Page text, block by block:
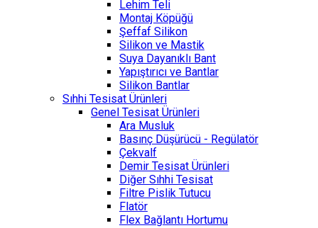
Lehim Teli
Montaj Köpüğü
Şeffaf Silikon
Silikon ve Mastik
Suya Dayanıklı Bant
Yapıştırıcı ve Bantlar
Silikon Bantlar
Sıhhi Tesisat Ürünleri
Genel Tesisat Ürünleri
Ara Musluk
Basınç Düşürücü - Regülatör
Çekvalf
Demir Tesisat Ürünleri
Diğer Sıhhi Tesisat
Filtre Pislik Tutucu
Flatör
Flex Bağlantı Hortumu